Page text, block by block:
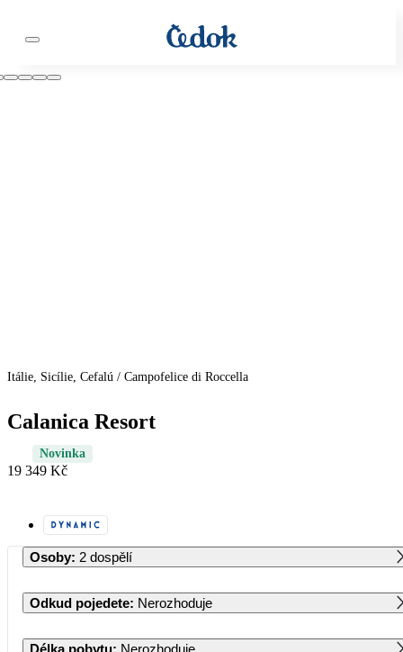
Itálie, Sicílie, Cefalú / Campofelice di Roccella
Calanica Resort
Novinka
19 349 Kč
Osoby: 2 dospělí
Odkud pojedete: Nerozhoduje
Délka pobytu: Nerozhoduje